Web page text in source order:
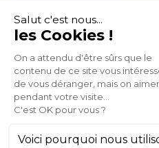
Expéditionen
24/72h